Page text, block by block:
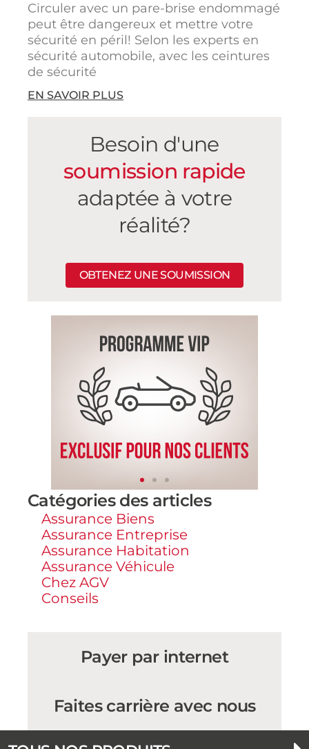
Circuler avec un pare-brise endommagé
peut être dangereux et mettre votre
sécurité en péril! Selon les experts en
sécurité automobile, avec les ceintures
de sécurité
EN SAVOIR PLUS
Besoin d'une
soumission rapide
adaptée à votre
réalité?
OBTENEZ UNE SOUMISSION
Catégories des articles
Assurance Biens
Assurance Entreprise
Assurance Habitation
Assurance Véhicule
Chez AGV
Conseils
Payer par internet
Faites carrière avec nous